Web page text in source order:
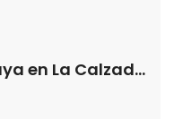
Chalet en 3ª línea de playa en La Calzada – Av. Las Piletas